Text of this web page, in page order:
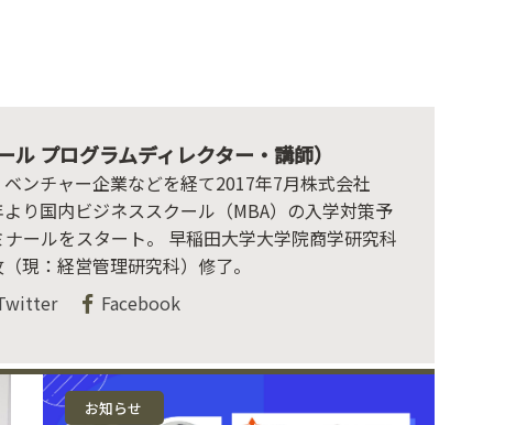
ル プログラムディレクター・講師）
ンチャー企業などを経て2017年7月株式会社
り国内ビジネススクール（MBA）の入学対策予
ールをスタート。 早稲田大学大学院商学研究科
現：経営管理研究科）修了。
Facebook
お知らせ